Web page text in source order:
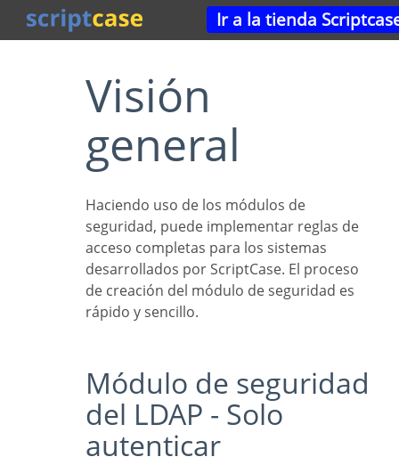
Ir a la tienda
Visión
general
Haciendo uso de los módulos de
seguridad, puede implementar reglas de
acceso completas para los sistemas
desarrollados por ScriptCase. El proceso
de creación del módulo de seguridad es
rápido y sencillo.
Módulo de seguridad
del LDAP - Solo
autenticar